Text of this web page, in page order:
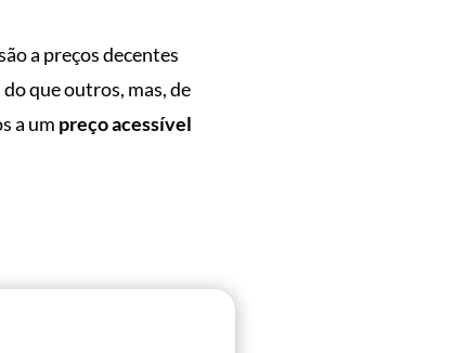
a preços decentes
que outros, mas, de
a um preço acessível